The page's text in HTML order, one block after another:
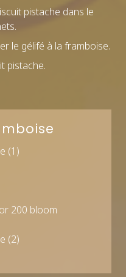
pistache dans le
le gélifé à la framboise.
pistache.
(1)
200 bloom
(2)